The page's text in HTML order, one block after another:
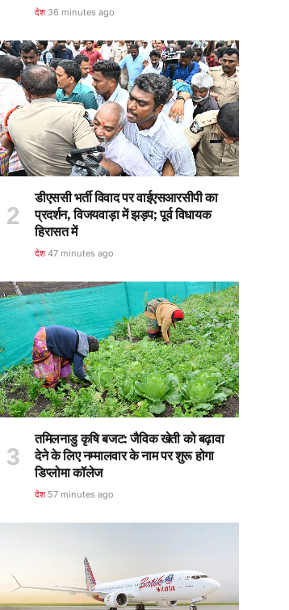
देश 36 minutes ago
डीएससी भर्ती विवाद पर वाईएसआरसीपी का
प्रदर्शन, विजयवाड़ा में झड़प; पूर्व विधायक
हिरासत में
देश 47 minutes ago
तमिलनाडु कृषि बजट: जैविक खेती को बढ़ावा
देने के लिए नम्मालवार के नाम पर शुरू होगा
डिप्लोमा कॉलेज
देश 57 minutes ago